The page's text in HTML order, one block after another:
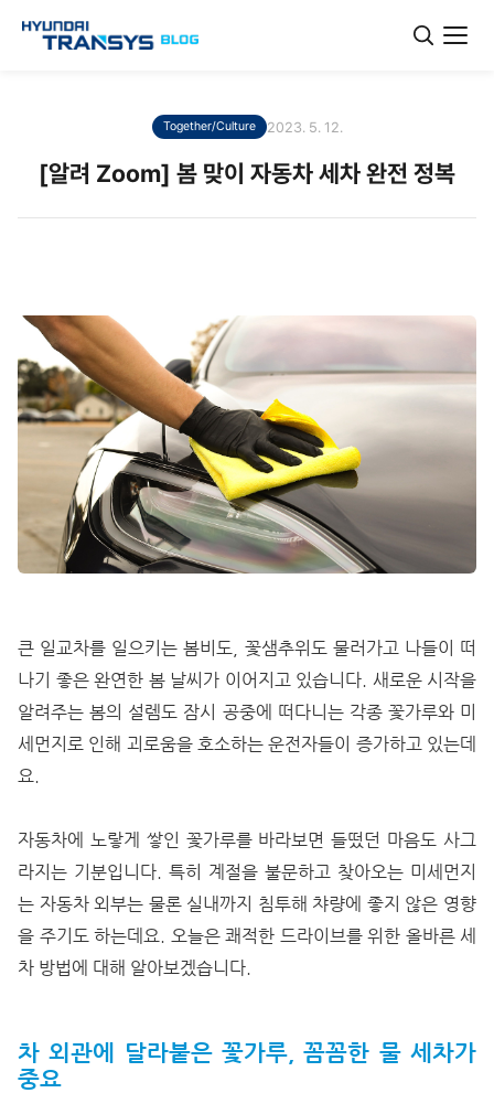
Together/Culture 2023. 5. 12.
[알려 Zoom] 봄 맞이 자동차 세차 완전 정복
큰 일교차를 일으키는 봄비도, 꽃샘추위도 물러가고 나들이 떠
나기 좋은 완연한 봄 날씨가 이어지고 있습니다. 새로운 시작을
알려주는 봄의 설렘도 잠시 공중에 떠다니는 각종 꽃가루와 미
세먼지로 인해 괴로움을 호소하는 운전자들이 증가하고 있는데
요.
자동차에 노랗게 쌓인 꽃가루를 바라보면 들떴던 마음도 사그
라지는 기분입니다. 특히 계절을 불문하고 찾아오는 미세먼지
는 자동차 외부는 물론 실내까지 침투해 챠량에 좋지 않은 영향
을 주기도 하는데요. 오늘은 쾌적한 드라이브를 위한 올바른 세
차 방법에 대해 알아보겠습니다.
차 외관에 달라붙은 꽃가루, 꼼꼼한 물 세차가
중요